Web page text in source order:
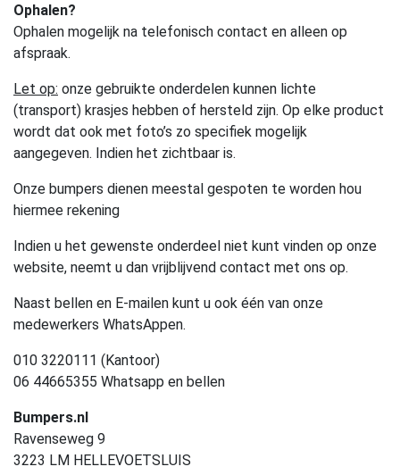
Ophalen?
Ophalen mogelijk na telefonisch contact en alleen op
afspraak.
Let op: onze gebruikte onderdelen kunnen lichte
(transport) krasjes hebben of hersteld zijn. Op elke product
wordt dat ook met foto’s zo specifiek mogelijk
aangegeven. Indien het zichtbaar is.
Onze bumpers dienen meestal gespoten te worden hou
hiermee rekening
Indien u het gewenste onderdeel niet kunt vinden op onze
website, neemt u dan vrijblijvend contact met ons op.
Naast bellen en E-mailen kunt u ook één van onze
medewerkers WhatsAppen.
010 3220111 (Kantoor)
06 44665355 Whatsapp en bellen
Bumpers.nl
Ravenseweg 9
3223 LM HELLEVOETSLUIS